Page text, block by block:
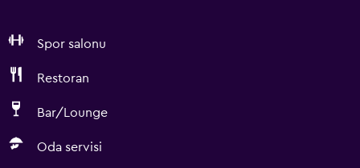
Spor salonu
Restoran
Bar/Lounge
Oda servisi